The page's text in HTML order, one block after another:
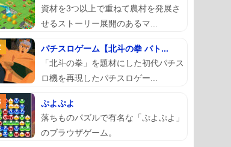
資材を3つ以上で重ねて農村を発展さ
せるストーリー展開のあるマ...
パチスロゲーム【北斗の拳 バト...
「北斗の拳」を題材にした初代パチス
ロ機を再現したパチスロゲー...
ぷよぷよ
落ちものパズルで有名な「ぷよぷよ」
のブラウザゲーム。